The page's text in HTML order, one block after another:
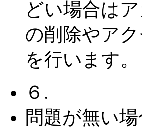
どい場合は
の削除やア
を行います。
６.
問題が無い